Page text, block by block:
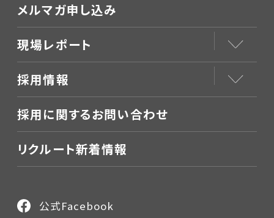
メルマガ申し込み
現場レポート
採用情報
採用に関するお問い合わせ
リクルート新着情報
公式Facebook